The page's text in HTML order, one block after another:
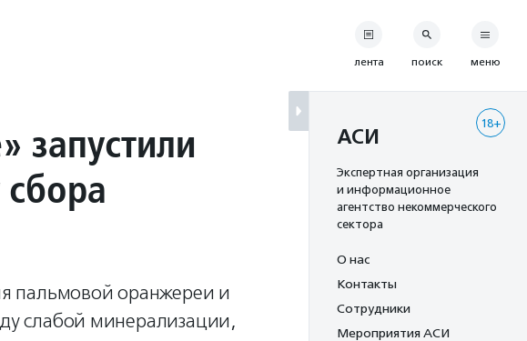
запустили
пальмовой оранжереи и
слабой минерализации,
лента поиск меню
18+
АСИ
Экспертная организация
и информационное
агентство некоммерческого
сектора
О нас
Контакты
Сотрудники
Мероприятия АСИ